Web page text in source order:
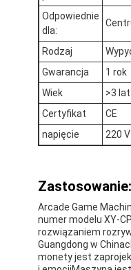
Maszyna z
Maszyna do bicia
automat do gier
Parku rozrywki
Arcade Air Hockey
Ruch w karuzelce
Maszyna do gier
Maszyna do
Odpowiednie
dla:
Rodzaj
Gwarancja
1 rok
Wiek
>3
Certyfikat
CE
napięcie
220 V
Zastosowanie:
Arcade Game
numer modelu XY-
rozwiązaniem
Guangdong w
monety jest